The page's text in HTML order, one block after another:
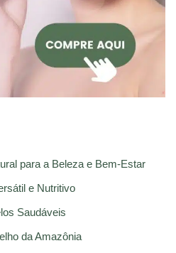
para a Beleza e Bem-Estar
e Nutritivo
Saudáveis
da Amazônia